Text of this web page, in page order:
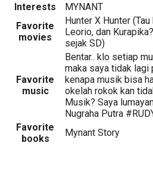
Interests
MYNANT
Favorite
movies
Hunter X Hunter
Leorio, dan
sejak SD)
Favorite
music
Bentar.. klo setiap
maka saya tidak lagi
kenapa musik bisa
okelah rokok kan
Musik? Saya
Nugraha Putra
Favorite
books
Mynant Story